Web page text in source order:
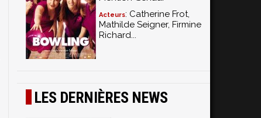
Acteurs: Catherine Frot,
Mathilde Seigner, Firmine
Richard...
LES DERNIÈRES NEWS